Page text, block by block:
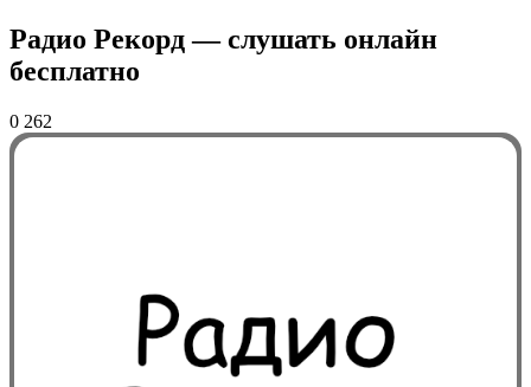
Радио Рекорд — слушать онлайн
бесплатно
0 262